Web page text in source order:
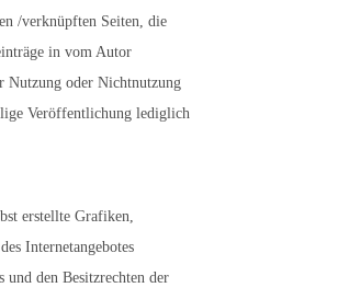
/verknüpften Seiten, die
in vom Autor
Nutzung oder Nichtnutzung
Veröffentlichung lediglich
erstellte Grafiken,
Internetangebotes
und den Besitzrechten der